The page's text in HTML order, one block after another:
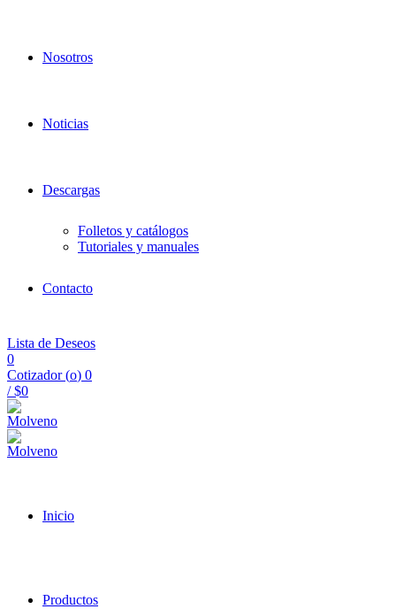
Nosotros
Noticias
Descargas
Folletos y catálogos
Tutoriales y manuales
Contacto
Lista de Deseos
0
Cotizador (o) 0
/ $0
Inicio
Productos